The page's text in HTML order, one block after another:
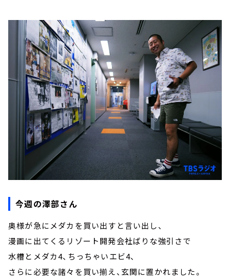
今週の澤部さん
奥様が急にメダカを買い出すと言い出し、
漫画に出てくるリゾート開発会社ばりな強引さで
水槽とメダカ4、ちっちゃいエビ4、
さらに必要な諸々を買い揃え、玄関に置かれました。